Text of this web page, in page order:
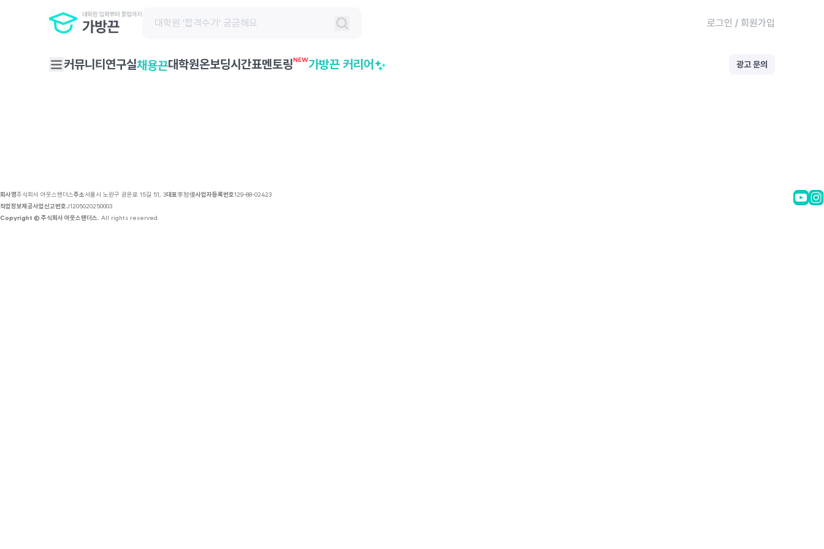
로그인 / 회원가입
커뮤니티 연구실채용끈대학원온보딩시간표멘토링NEW가방끈 커리어 광고 문의
회사명주식회사 아웃스탠더스주소서울시 노원구 광운로 15길 51, 3대표李智優사업자등록번호129-88-02423
직업정보제공사업신고번호J1205020250003
Copyright © 주식회사 아웃스탠더스. All rights reserved.